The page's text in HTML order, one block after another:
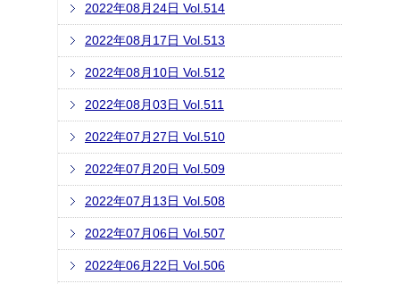
2022年08月24日 Vol.514
2022年08月17日 Vol.513
2022年08月10日 Vol.512
2022年08月03日 Vol.511
2022年07月27日 Vol.510
2022年07月20日 Vol.509
2022年07月13日 Vol.508
2022年07月06日 Vol.507
2022年06月22日 Vol.506